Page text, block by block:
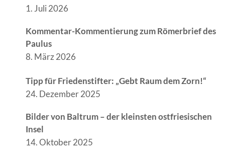
1. Juli 2026
Kommentar-Kommentierung zum Römerbrief des
Paulus
8. März 2026
Tipp für Friedenstifter: „Gebt Raum dem Zorn!“
24. Dezember 2025
Bilder von Baltrum – der kleinsten ostfriesischen
Insel
14. Oktober 2025